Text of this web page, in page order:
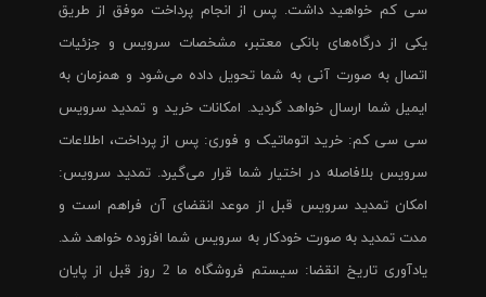
سی کم خواهید داشت. پس از انجام پرداخت موفق از طریق
یکی از درگاه‌های بانکی معتبر، مشخصات سرویس و جزئیات
اتصال به صورت آنی به شما تحویل داده می‌شود و همزمان به
ایمیل شما ارسال خواهد گردید. امکانات خرید و تمدید سرویس
سی سی کم: خرید اتوماتیک و فوری: پس از پرداخت، اطلاعات
سرویس بلافاصله در اختیار شما قرار می‌گیرد. تمدید سرویس:
امکان تمدید سرویس قبل از موعد انقضای آن فراهم است و
مدت تمدید به صورت خودکار به سرویس شما افزوده خواهد شد.
یادآوری تاریخ انقضا: سیستم فروشگاه ما 2 روز قبل از پایان